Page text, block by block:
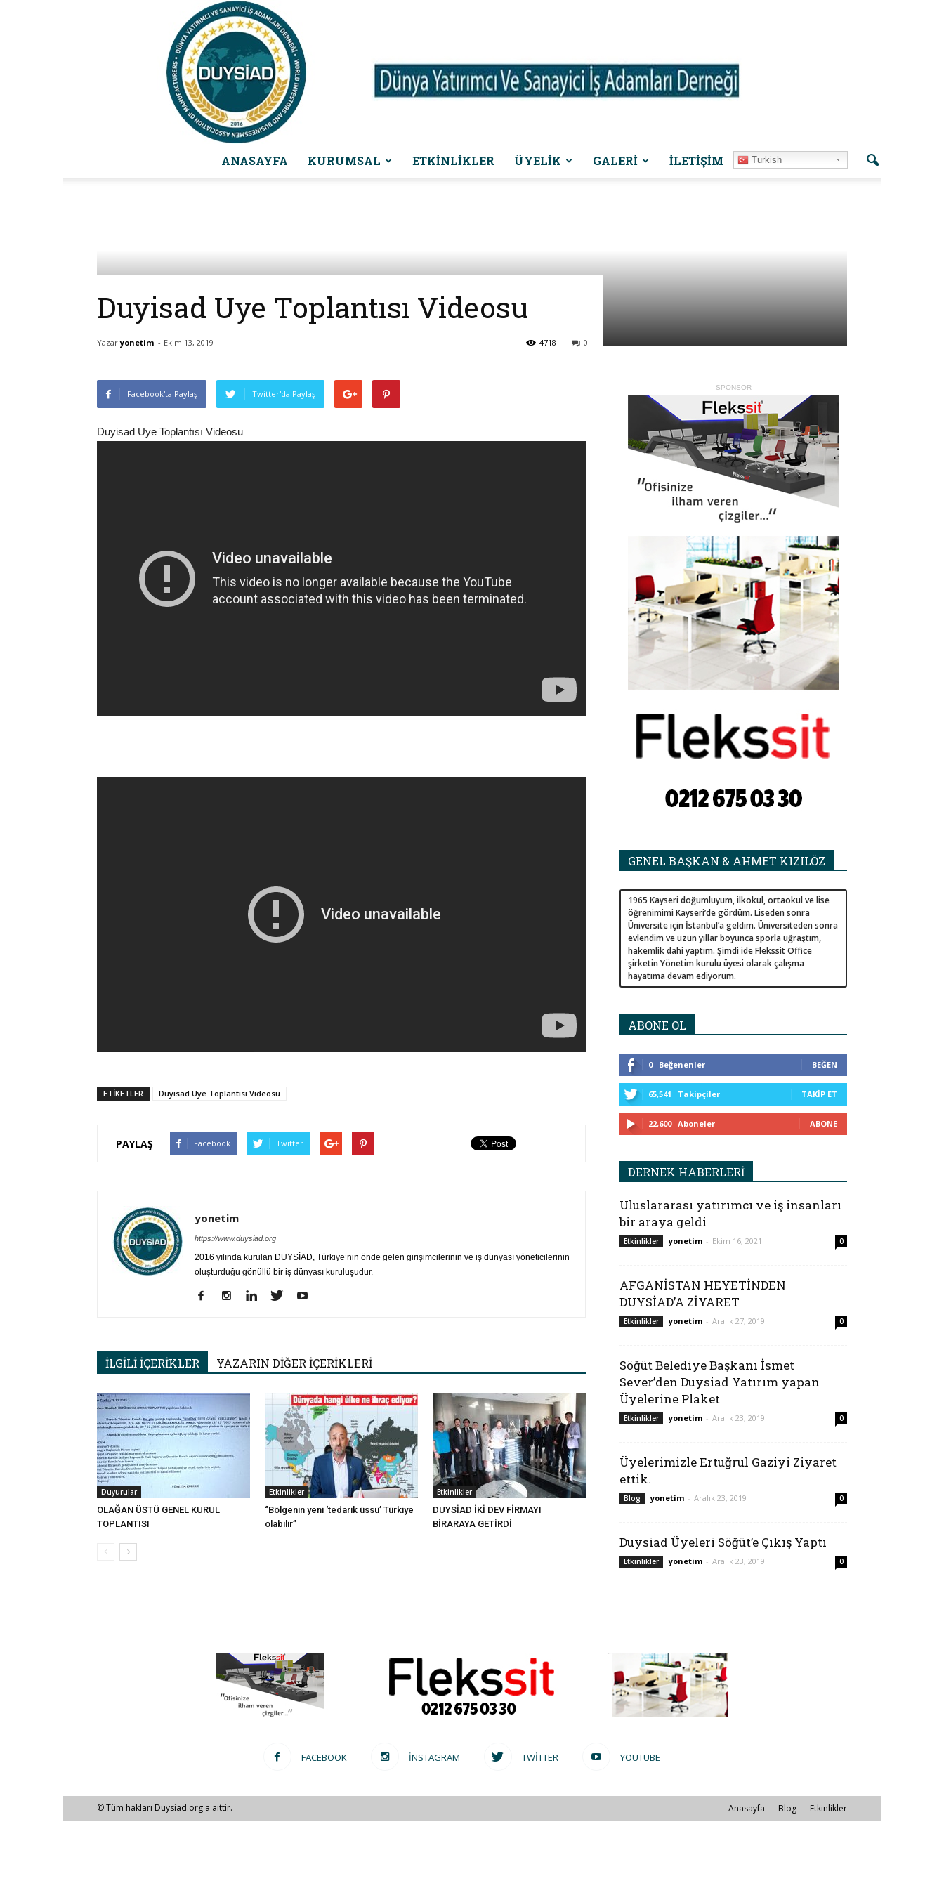
ANASAYFA KURUMSAL ETKINLIKLER ÜYELİK GALERİ İLETIŞIM Turkish
Duyisad Uye Toplantısı Videosu
Yazaryonetim - Ekim 13, 2019 0
4718
Facebook'ta Paylaş Twitter'da Paylaş
Duyisad Uye Toplantısı Videosu
ETIKETLER Duyisad Uye Toplantısı Videosu
PAYLAŞ Facebook Twitter
yonetim
https://www.duysiad.org
2016 yılında kurulan DUYSİAD, Türkiye’nin önde gelen girişimcilerinin ve iş dünyası yöneticilerinin
oluşturduğu gönüllü bir iş dünyası kuruluşudur.
İLGİLİ İÇERİKLER YAZARIN DİĞER İÇERİKLERİ
Duyurular
OLAĞAN ÜSTÜ GENEL KURUL
TOPLANTISI
Etkinlikler
‘’Bölgenin yeni ‘tedarik üssü’ Türkiye
olabilir’’
Etkinlikler
DUYSİAD İKİ DEV FİRMAYI
BİRARAYA GETİRDİ
- SPONSOR -
GENEL BAŞKAN & AHMET KIZILÖZ
1965 Kayseri doğumluyum, ilkokul, ortaokul ve lise
öğrenimimi Kayseri’de gördüm. Liseden sonra
Üniversite için İstanbul’a geldim. Üniversiteden sonra
evlendim ve uzun yıllar boyunca sporla uğraştım,
hakemlik dahi yaptım. Şimdi ide Flekssit Office
şirketin Yönetim kurulu üyesi olarak çalışma
hayatıma devam ediyorum.
ABONE OL
0 Beğenenler BEĞEN
65,541 Takipçiler TAKIP ET
22,600 Aboneler ABONE
DERNEK HABERLERİ
Uluslararası yatırımcı ve iş insanları
bir araya geldi
Etkinlikler yonetim - Ekim 16, 2021 0
AFGANİSTAN HEYETİNDEN
DUYSİAD’A ZİYARET
Etkinlikler yonetim - Aralık 27, 2019 0
Söğüt Belediye Başkanı İsmet
Sever’den Duysiad Yatırım yapan
Üyelerine Plaket
Etkinlikler yonetim - Aralık 23, 2019 0
Üyelerimizle Ertuğrul Gaziyi Ziyaret
ettik.
Blog yonetim - Aralık 23, 2019 0
Duysiad Üyeleri Söğüt’e Çıkış Yaptı
Etkinlikler yonetim - Aralık 23, 2019 0
FACEBOOK INSTAGRAM TWITTER YOUTUBE
Anasayfa Blog Etkinlikler
© Tüm hakları Duysiad.org'a aittir.